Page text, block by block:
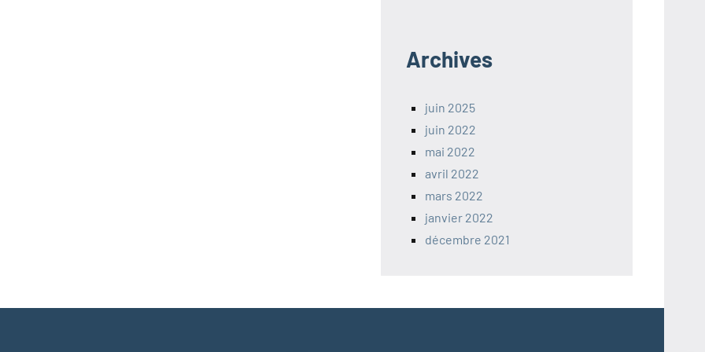
Archives
juin 2025
juin 2022
mai 2022
avril 2022
mars 2022
janvier 2022
décembre 2021